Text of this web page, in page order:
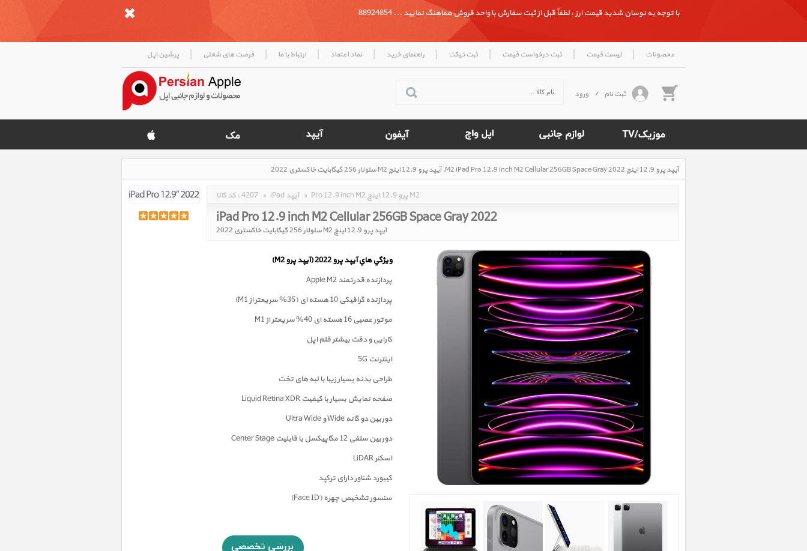
با توجه به نوسان شدید قیمت ارز ، لطفاً قبل از ثبت سفارش با واحد فروش هماهنگ نمایید ... 88924854
محصولات | لیست قیمت | ثبت درخواست قیمت | ثبت تیکت | راهنمای خرید | نماد اعتماد | ارتباط با ما | فرصت های شغلی | پرشین اپل
ثبت نام / ورود
آیپد پرو 12.9 اینچ M2 iPad Pro 12.9 inch M2 Cellular 256GB Space Gray 2022، آیپد پرو 12.9 اینچ M2 سلولار 256 گیگابایت خاکستری 2022
Rated
کد کالا :4207 » iPad آیپد » Pro 12.9 inch M2 پرو 12.9 اینچ M2
iPad Pro 12.9 inch M2 Cellular 256GB Space Gray 2022
آیپد پرو 12.9 اینچ M2 سلولار 256 گیگابایت خاکستری 2022
ويژگي هاي آيپد پرو 2022 (آیپد پرو M2)
پردازنده قدرتمند Apple M2
پردازنده گرافیکی 10 هسته ای (35% سریعتر از M1)
موتور عصبی 16 هسته ای 40% سریعتر از M1
کارایی و دقت بیشتر قلم اپل
اینترنت 5G
طراحی بدنه بسیار زیبا با لبه های تخت
صفحه نمايش بسیار با کیفیت Liquid Retina XDR
دوربين دو گانه Wide و Ultra Wide
دوربین سلفی 12 مگاپیکسل با قابلیت Center Stage
اسکنر LiDAR
کیبورد شناور دارای ترکپد
سنسور تشخیص چهره (Face ID)